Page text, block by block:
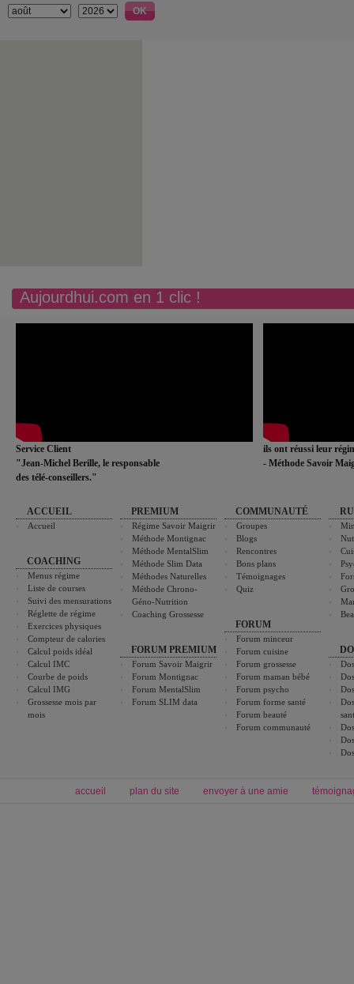
Aujourdhui.com en 1 clic !
Service Client
"Jean-Michel Berille, le responsable
des télé-conseillers."
ils ont réussi leur
- Méthode Savoir
ACCUEIL
Accueil
COACHING
Menus régime
Liste de courses
Suivi des mensurations
Réglette de régime
Exercices physiques
Compteur de calories
Calcul poids idéal
Calcul IMC
Courbe de poids
Calcul IMG
Grossesse mois par
mois
PREMIUM
Régime Savoir Maigrir
Méthode Montignac
Méthode MentalSlim
Méthode Slim Data
Méthodes Naturelles
Méthode Chrono-
Géno-Nutrition
Coaching Grossesse
FORUM PREMIUM
Forum Savoir Maigrir
Forum Montignac
Forum MentalSlim
Forum SLIM data
COMMUNAUTÉ
Groupes
Blogs
Rencontres
Bons plans
Témoignages
Quiz
FORUM
Forum minceur
Forum cuisine
Forum grossesse
Forum maman bébé
Forum psycho
Forum forme santé
Forum beauté
Forum communauté
accueil plan du site envoyer à une amie